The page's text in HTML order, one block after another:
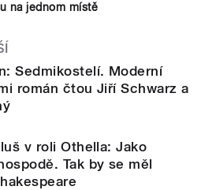
na jednom místě
Sedmikostelí. Moderní
román čtou Jiří Schwarz a
v roli Othella: Jako
Tak by se měl